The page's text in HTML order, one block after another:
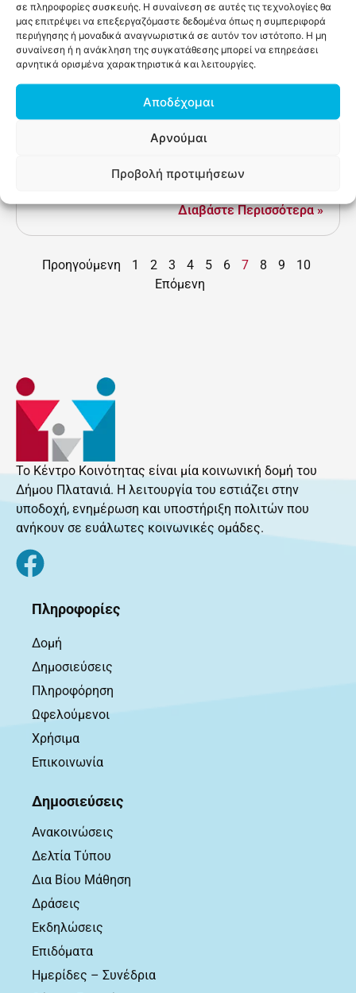
σε πληροφορίες συσκευής. Η συναίνεση σε αυτές τις τεχνολογίες θα
μας επιτρέψει να επεξεργαζόμαστε δεδομένα όπως η συμπεριφορά
περιήγησης ή μοναδικά αναγνωριστικά σε αυτόν τον ιστότοπο. Η μη
συναίνεση ή η ανάκληση της συγκατάθεσης μπορεί να επηρεάσει
αρνητικά ορισμένα χαρακτηριστικά και λειτουργίες.
Αποδέχομαι
Αρνούμαι
Προβολή προτιμήσεων
μήνες (Δίμηνη Σύμβαση)...
Διαβάστε Περισσότερα »
Νομική Πληροφόρηση για
Συνταξιοδοτικά και Ασφαλιστικά
Ζητήματα στο Δήμο Πλατανιά
Το Κέντρο Κοινότητας Δήμου Πλατανιά, συνεχίζοντας τη
Κρήτης, θα διεξάγει δράση “Δια Ζώσης Νομικής
Διαβάστε Περισσότερα »
Προηγούμενη 1 2 3 4 5 6 7 8 9
10
Επόμενη
Το Κέντρο Κοινότητας είναι μία κοινωνική δομή του
Δήμου Πλατανιά. Η λειτουργία του εστιάζει στην
υποδοχή, ενημέρωση και υποστήριξη πολιτών που
ανήκουν σε ευάλωτες κοινωνικές ομάδες.
Πληροφορίες
Δομή
Δημοσιεύσεις
Πληροφόρηση
Ωφελούμενοι
Χρήσιμα
Επικοινωνία
Δημοσιεύσεις
Ανακοινώσεις
Δελτία Τύπου
Δια Βίου Μάθηση
Δράσεις
Εκδηλώσεις
Επιδόματα
Ημερίδες – Συνέδρια